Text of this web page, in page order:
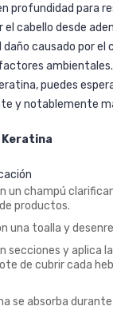
profundidad para
cabello desde
daño causado por el
ambientales.
puedes
y notablemente
Keratina
un champú
productos.
una toalla y
secciones y aplica
de cubrir cada
se absorba